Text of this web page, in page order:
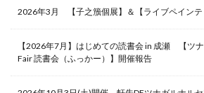
2026年3月 【子之籏個展】＆【ライブペインテ
【2026年7月】はじめての読書会 in 成瀬 【ツ
Fair 読書会（ふっかー）】開催報告